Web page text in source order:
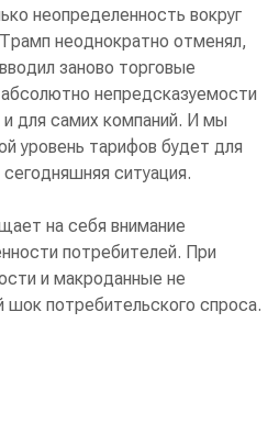
неопределенность вокруг
неоднократно отменял,
заново торговые
непредсказуемости
и для самих компаний. И мы
уровень тарифов будет для
ситуация.
на себя внимание
потребителей. При
и макроданные не
шок потребительского спроса.